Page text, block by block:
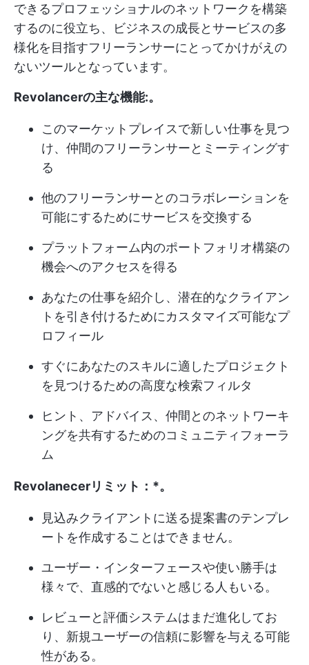
できるプロフェッショナルのネットワークを構築
するのに役立ち、ビジネスの成長とサービスの多
様化を目指すフリーランサーにとってかけがえの
ないツールとなっています。
Revolancerの主な機能:。
このマーケットプレイスで新しい仕事を見つ
け、仲間のフリーランサーとミーティングす
る
他のフリーランサーとのコラボレーションを
可能にするためにサービスを交換する
プラットフォーム内のポートフォリオ構築の
機会へのアクセスを得る
あなたの仕事を紹介し、潜在的なクライアン
トを引き付けるためにカスタマイズ可能なプ
ロフィール
すぐにあなたのスキルに適したプロジェクト
を見つけるための高度な検索フィルタ
ヒント、アドバイス、仲間とのネットワーキ
ングを共有するためのコミュニティフォーラ
ム
Revolanecerリミット：*。
見込みクライアントに送る提案書のテンプレ
ートを作成することはできません。
ユーザー・インターフェースや使い勝手は
様々で、直感的でないと感じる人もいる。
レビューと評価システムはまだ進化してお
り、新規ユーザーの信頼に影響を与える可能
性がある。